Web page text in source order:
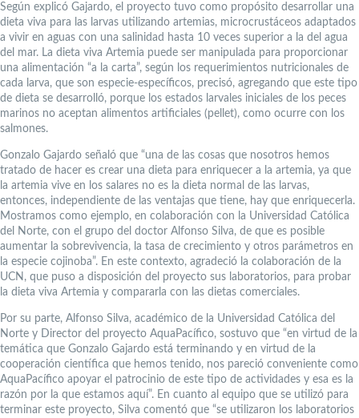
Según explicó Gajardo, el proyecto tuvo como propósito desarrollar una
dieta viva para las larvas utilizando artemias, microcrustáceos adaptados
a vivir en aguas con una salinidad hasta 10 veces superior a la del agua
del mar. La dieta viva Artemia puede ser manipulada para proporcionar
una alimentación “a la carta”, según los requerimientos nutricionales de
cada larva, que son especie-específicos, precisó, agregando que este tipo
de dieta se desarrolló, porque los estados larvales iniciales de los peces
marinos no aceptan alimentos artificiales (pellet), como ocurre con los
salmones.
Gonzalo Gajardo señaló que “una de las cosas que nosotros hemos
tratado de hacer es crear una dieta para enriquecer a la artemia, ya que
la artemia vive en los salares no es la dieta normal de las larvas,
entonces, independiente de las ventajas que tiene, hay que enriquecerla.
Mostramos como ejemplo, en colaboración con la Universidad Católica
del Norte, con el grupo del doctor Alfonso Silva, de que es posible
aumentar la sobrevivencia, la tasa de crecimiento y otros parámetros en
la especie cojinoba”. En este contexto, agradeció la colaboración de la
UCN, que puso a disposición del proyecto sus laboratorios, para probar
la dieta viva Artemia y compararla con las dietas comerciales.
Por su parte, Alfonso Silva, académico de la Universidad Católica del
Norte y Director del proyecto AquaPacífico, sostuvo que “en virtud de la
temática que Gonzalo Gajardo está terminando y en virtud de la
cooperación científica que hemos tenido, nos pareció conveniente como
AquaPacífico apoyar el patrocinio de este tipo de actividades y esa es la
razón por la que estamos aquí”. En cuanto al equipo que se utilizó para
terminar este proyecto, Silva comentó que “se utilizaron los laboratorios